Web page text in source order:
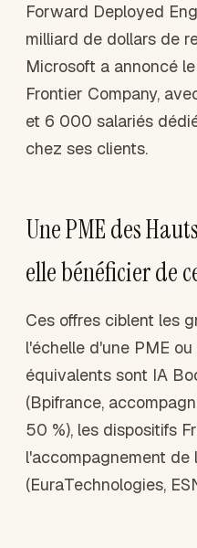
Forward Deployed
milliard de dollars de
Microsoft a annoncé
Frontier Company,
et 6 000 salariés
chez ses clients.
Une PME des
elle bénéficier de
Ces offres ciblent les
l'échelle d'une PME
équivalents sont IA
(Bpifrance,
50 %), les dispositifs
l'accompagnement
(EuraTechnologies,